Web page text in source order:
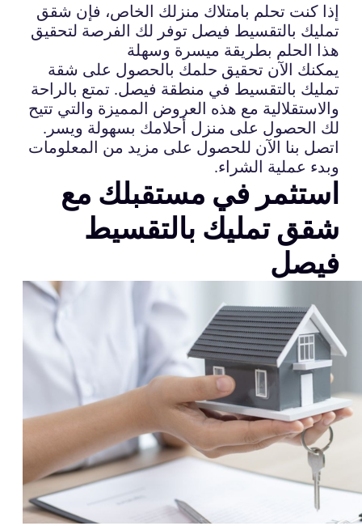
إذا كنت تحلم بامتلاك منزلك الخاص، فإن شقق
تمليك بالتقسيط فيصل توفر لك الفرصة لتحقيق
هذا الحلم بطريقة ميسرة وسهلة
يمكنك الآن تحقيق حلمك بالحصول على شقة
تمليك بالتقسيط في منطقة فيصل. تمتع بالراحة
والاستقلالية مع هذه العروض المميزة والتي تتيح
لك الحصول على منزل أحلامك بسهولة ويسر.
اتصل بنا الآن للحصول على مزيد من المعلومات
وبدء عملية الشراء.
استثمر في مستقبلك مع
شقق تمليك بالتقسيط
فيصل